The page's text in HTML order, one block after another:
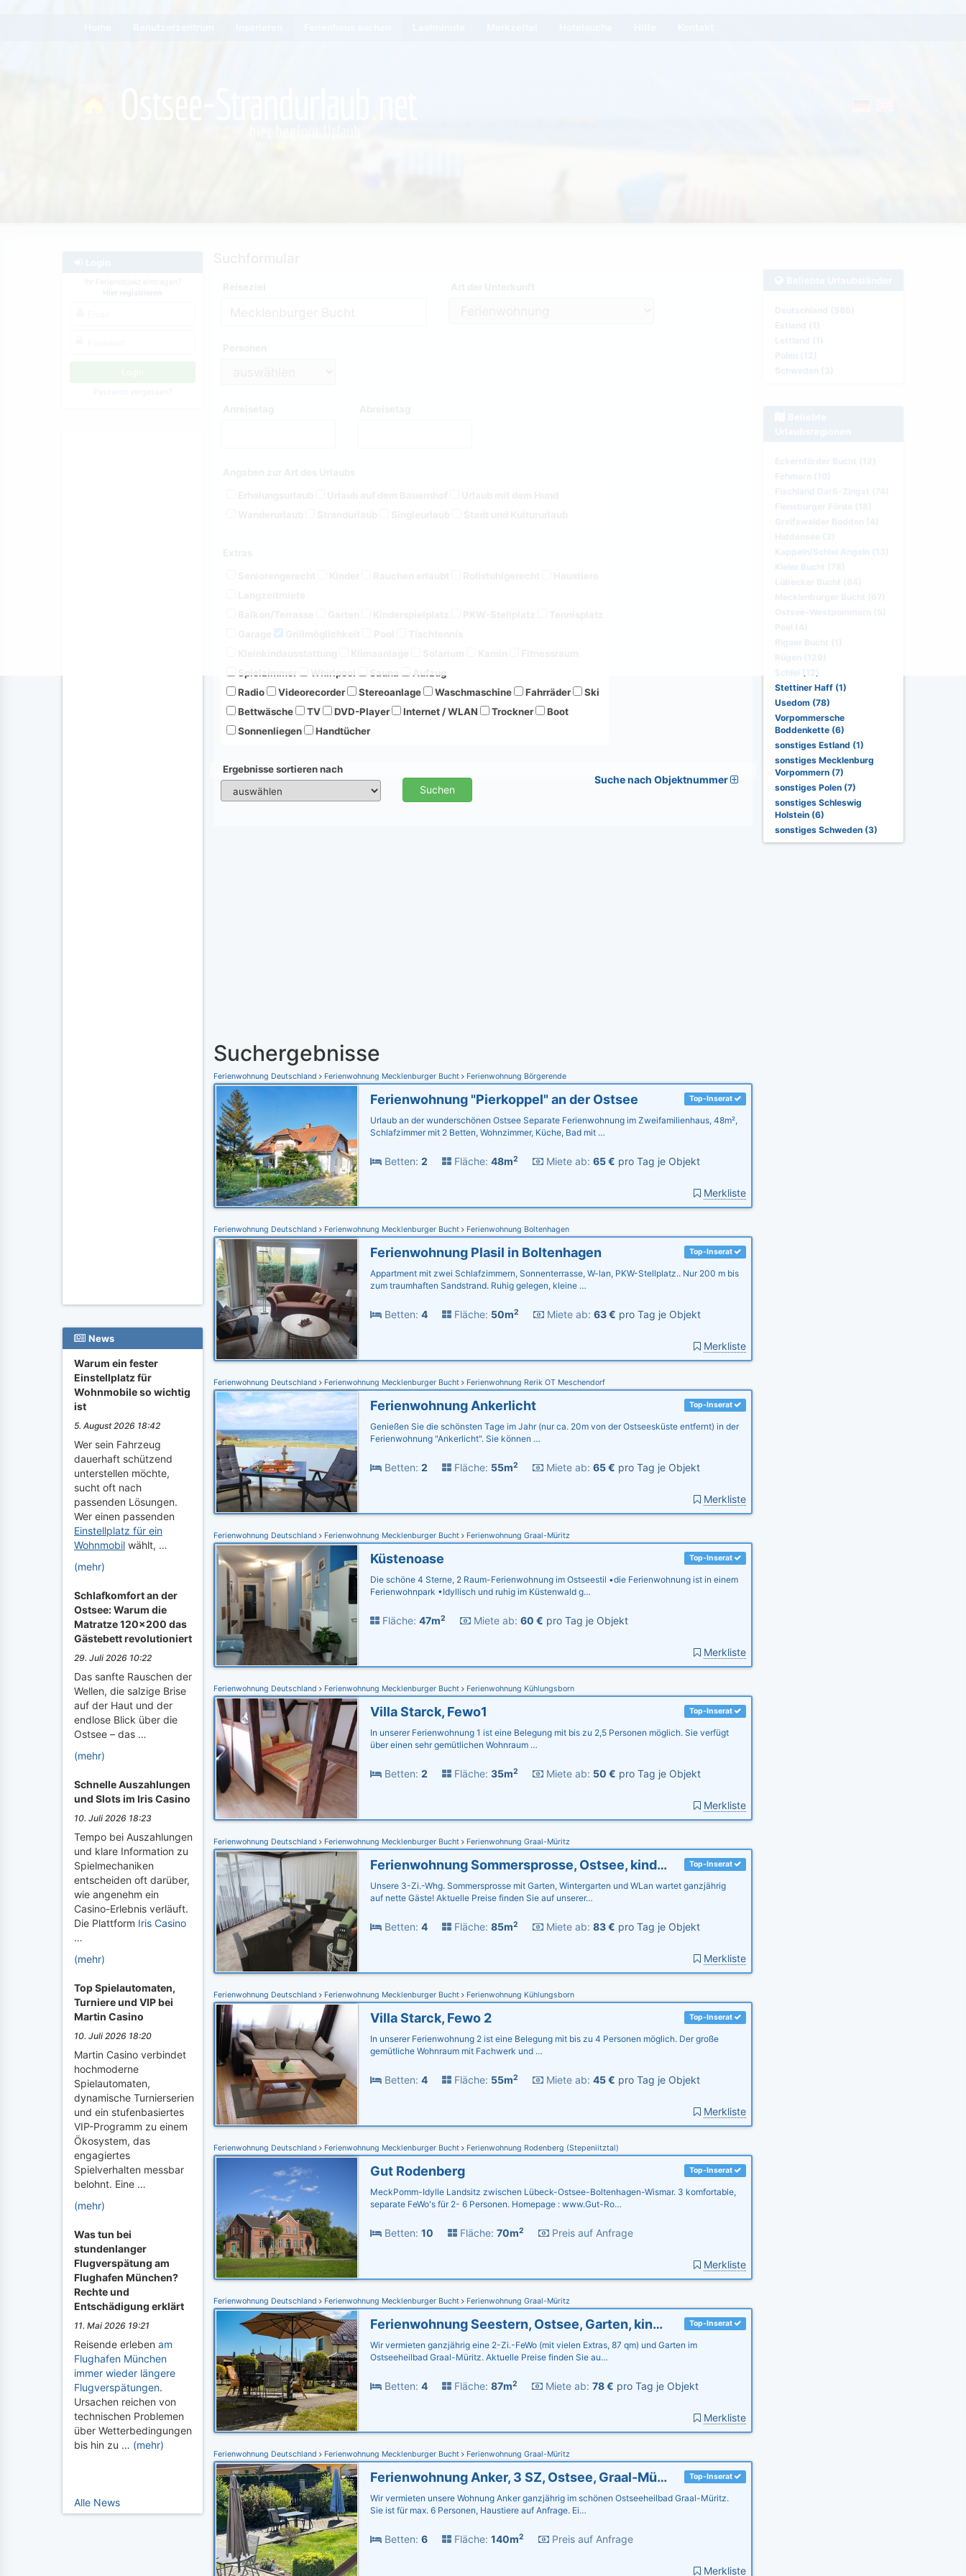
News
Warum ein fester
Einstellplatz für
Wohnmobile so wichtig
ist
5. August 2026 18:42
Wer sein Fahrzeug
dauerhaft schützend
unterstellen möchte,
sucht oft nach
passenden Lösungen.
Wer einen passenden
Einstellplatz für ein
Wohnmobil wählt, …
(mehr)
Schlafkomfort an der
Ostsee: Warum die
Matratze 120x200 das
Gästebett revolutioniert
29. Juli 2026 10:22
Das sanfte Rauschen der
Wellen, die salzige Brise
auf der Haut und der
endlose Blick über die
Ostsee – das …
(mehr)
Schnelle Auszahlungen
und Slots im Iris Casino
10. Juli 2026 18:23
Tempo bei Auszahlungen
und klare Information zu
Spielmechaniken
entscheiden oft darüber,
wie angenehm ein
Casino-Erlebnis verläuft.
Die Plattform Iris Casino
…
(mehr)
Top Spielautomaten,
Turniere und VIP bei
Martin Casino
10. Juli 2026 18:20
Martin Casino verbindet
hochmoderne
Spielautomaten,
dynamische Turnierserien
und ein stufenbasiertes
VIP-Programm zu einem
Ökosystem, das
engagiertes
Spielverhalten messbar
belohnt. Eine …
(mehr)
Was tun bei
stundenlanger
Flugverspätung am
Flughafen München?
Rechte und
Entschädigung erklärt
11. Mai 2026 19:21
Reisende erleben am
Flughafen München
immer wieder längere
Flugverspätungen.
Ursachen reichen von
technischen Problemen
über Wetterbedingungen
bis hin zu … (mehr)
Alle News
Radio
Videorecorder Stereoanlage Waschmaschine Fahrräder
Ski
Bettwäsche
TV DVD-Player Internet / WLAN Trockner
Boot
Sonnenliegen
Handtücher
Ergebnisse sortieren nach
Suchen
Suche nach Objektnummer
Suchergebnisse
Ferienwohnung Deutschland Ferienwohnung Mecklenburger Bucht Ferienwohnung Börgerende
Top-Inserat
Ferienwohnung "Pierkoppel" an der Ostsee
Urlaub an der wunderschönen Ostsee Separate Ferienwohnung im Zweifamilienhaus, 48m²,
Schlafzimmer mit 2 Betten, Wohnzimmer, Küche, Bad mit …
Betten: 2 Fläche: 48m2 Miete ab: 65 € pro Tag je Objekt
Merkliste
Ferienwohnung Deutschland Ferienwohnung Mecklenburger Bucht Ferienwohnung Boltenhagen
Top-Inserat
Ferienwohnung Plasil in Boltenhagen
Appartment mit zwei Schlafzimmern, Sonnenterrasse, W-lan, PKW-Stellplatz.. Nur 200 m bis
zum traumhaften Sandstrand. Ruhig gelegen, kleine …
Betten: 4 Fläche: 50m2 Miete ab: 63 € pro Tag je Objekt
Merkliste
Ferienwohnung Deutschland Ferienwohnung Mecklenburger Bucht Ferienwohnung Rerik OT Meschendorf
Top-Inserat
Ferienwohnung Ankerlicht
Genießen Sie die schönsten Tage im Jahr (nur ca. 20m von der Ostseesküste entfernt) in der
Ferienwohnung "Ankerlicht". Sie können …
Betten: 2 Fläche: 55m2 Miete ab: 65 € pro Tag je Objekt
Merkliste
Ferienwohnung Deutschland Ferienwohnung Mecklenburger Bucht Ferienwohnung Graal-Müritz
Top-Inserat
Küstenoase
Die schöne 4 Sterne, 2 Raum-Ferienwohnung im Ostseestil •die Ferienwohnung ist in einem
Ferienwohnpark •Idyllisch und ruhig im Küstenwald g…
Fläche: 47m2 Miete ab: 60 € pro Tag je Objekt
Merkliste
Ferienwohnung Deutschland Ferienwohnung Mecklenburger Bucht Ferienwohnung Kühlungsborn
Top-Inserat
Villa Starck, Fewo1
In unserer Ferienwohnung 1 ist eine Belegung mit bis zu 2,5 Personen möglich. Sie verfügt
über einen sehr gemütlichen Wohnraum …
Betten: 2 Fläche: 35m2 Miete ab: 50 € pro Tag je Objekt
Merkliste
Ferienwohnung Deutschland Ferienwohnung Mecklenburger Bucht Ferienwohnung Graal-Müritz
Top-Inserat
Ferienwohnung Sommersprosse, Ostsee, kinderfrdl., Garten
Unsere 3-Zi.-Whg. Sommersprosse mit Garten, Wintergarten und WLan wartet ganzjährig
auf nette Gäste! Aktuelle Preise finden Sie auf unserer…
Betten: 4 Fläche: 85m2 Miete ab: 83 € pro Tag je Objekt
Merkliste
Ferienwohnung Deutschland Ferienwohnung Mecklenburger Bucht Ferienwohnung Kühlungsborn
Top-Inserat
Villa Starck, Fewo 2
In unserer Ferienwohnung 2 ist eine Belegung mit bis zu 4 Personen möglich. Der große
gemütliche Wohnraum mit Fachwerk und …
Betten: 4 Fläche: 55m2 Miete ab: 45 € pro Tag je Objekt
Merkliste
Ferienwohnung Deutschland Ferienwohnung Mecklenburger Bucht Ferienwohnung Rodenberg (Stepeniitztal)
Top-Inserat
Gut Rodenberg
MeckPomm-Idylle Landsitz zwischen Lübeck-Ostsee-Boltenhagen-Wismar. 3 komfortable,
separate FeWo's für 2- 6 Personen. Homepage : www.Gut-Ro…
Betten: 10 Fläche: 70m2 Preis auf Anfrage
Merkliste
Ferienwohnung Deutschland Ferienwohnung Mecklenburger Bucht Ferienwohnung Graal-Müritz
Top-Inserat
Ferienwohnung Seestern, Ostsee, Garten, kinderfreundl.
Wir vermieten ganzjährig eine 2-Zi.-FeWo (mit vielen Extras, 87 qm) und Garten im
Ostseeheilbad Graal-Müritz. Aktuelle Preise finden Sie au…
Betten: 4 Fläche: 87m2 Miete ab: 78 € pro Tag je Objekt
Merkliste
Ferienwohnung Deutschland Ferienwohnung Mecklenburger Bucht Ferienwohnung Graal-Müritz
Top-Inserat
Ferienwohnung Anker, 3 SZ, Ostsee, Graal-Müritz mit Garten
Wir vermieten unsere Wohnung Anker ganzjährig im schönen Ostseeheilbad Graal-Müritz.
Sie ist für max. 6 Personen, Haustiere auf Anfrage. Ei…
Betten: 6 Fläche: 140m2 Preis auf Anfrage
Merkliste
Stettiner Haff (1)
Usedom (78)
Vorpommersche
Boddenkette (6)
sonstiges Estland (1)
sonstiges Mecklenburg
Vorpommern (7)
sonstiges Polen (7)
sonstiges Schleswig
Holstein (6)
sonstiges Schweden (3)